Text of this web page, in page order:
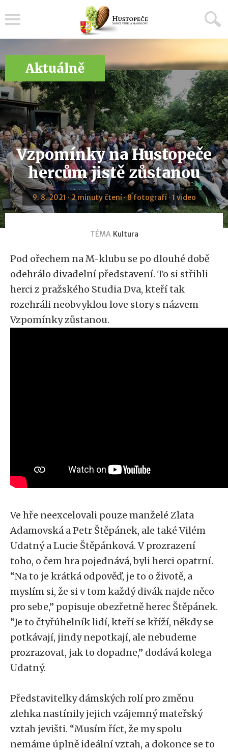
Aktuálně
Vzpomínky na Hustopeče
hercům jistě zůstanou
9. 8. 2021 · 2 minuty čtení · 8 fotografí · 1 video
TÉMA Kultura
Pod ořechem na M-klubu se po dlouhé době
odehrálo divadelní představení. To si střihli
herci z pražského Studia Dva, kteří tak
rozehráli neobvyklou love story s názvem
Vzpomínky zůstanou.
Ve hře neexcelovali pouze manželé Zlata
Adamovská a Petr Štěpánek, ale také Vilém
Udatný a Lucie Štěpánková. V prozrazení
toho, o čem hra pojednává, byli herci opatrní.
“Na to je krátká odpověď, je to o životě, a
myslím si, že si v tom každý divák najde něco
pro sebe,” popisuje obezřetně herec Štěpánek.
“Je to čtyřúhelník lidí, kteří se kříží, někdy se
potkávají, jindy nepotkají, ale nebudeme
prozrazovat, jak to dopadne,” dodává kolega
Udatný.
Představitelky dámských rolí pro změnu
zlehka nastínily jejich vzájemný mateřský
vztah jevišti. “Musím říct, že my spolu
nemáme úplně ideální vztah, a dokonce se to